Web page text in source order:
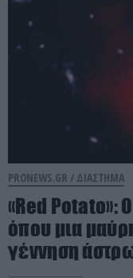
PRONEWS.GR / ΔΙΑΣΤΗΜΑ
«Red Potato»:
όπου μια
γέννηση